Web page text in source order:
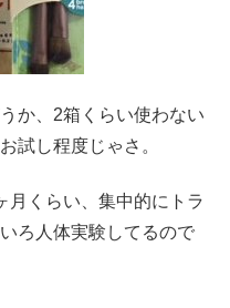
か、2箱くらい使わない
試し程度じゃさ。
月くらい、集中的にトラ
ろ人体実験してるので